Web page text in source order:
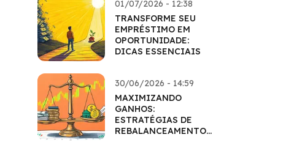
01/07/2026 - 12:38
TRANSFORME SEU
EMPRÉSTIMO EM
OPORTUNIDADE:
DICAS ESSENCIAIS
30/06/2026 - 14:59
MAXIMIZANDO
GANHOS:
ESTRATÉGIAS DE
REBALANCEAMENTO